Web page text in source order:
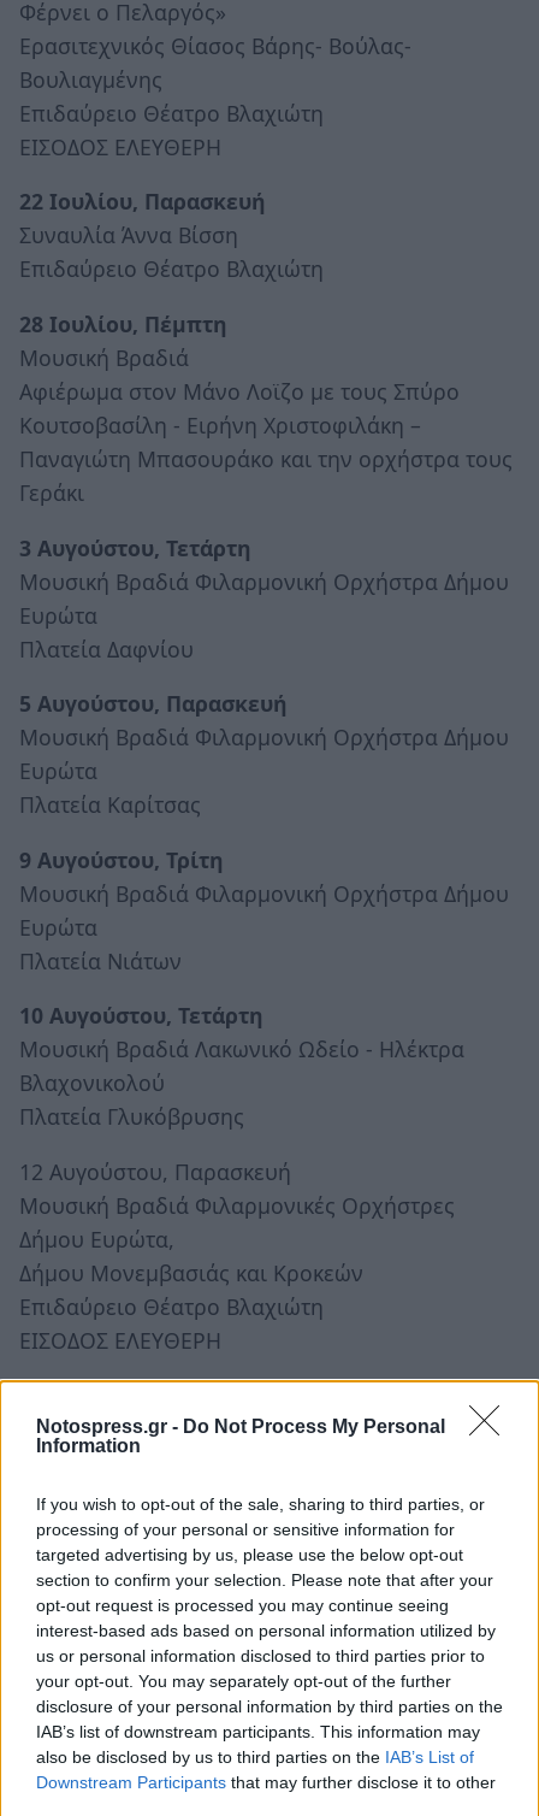
Notospress.gr - Do Not Process My Personal
Information
If you wish to opt-out of the sale, sharing to third parties, or
processing of your personal or sensitive information for
targeted advertising by us, please use the below opt-out
section to confirm your selection. Please note that after your
opt-out request is processed you may continue seeing
interest-based ads based on personal information utilized by
us or personal information disclosed to third parties prior to
your opt-out. You may separately opt-out of the further
disclosure of your personal information by third parties on the
IAB’s list of downstream participants. This information may
also be disclosed by us to third parties on the IAB’s List of
Downstream Participants that may further disclose it to other
Φέρνει ο Πελαργός»
Ερασιτεχνικός Θίασος Βάρης- Βούλας-
Βουλιαγμένης
Επιδαύρειο Θέατρο Βλαχιώτη
ΕΙΣΟΔΟΣ ΕΛΕΥΘΕΡΗ
22 Ιουλίου, Παρασκευή
Συναυλία Άννα Βίσση
Επιδαύρειο Θέατρο Βλαχιώτη
28 Ιουλίου, Πέμπτη
Μουσική Βραδιά
Αφιέρωμα στον Μάνο Λοϊζο με τους Σπύρο
Κουτσοβασίλη - Ειρήνη Χριστοφιλάκη –
Παναγιώτη Μπασουράκο και την ορχήστρα τους
Γεράκι
3 Αυγούστου, Τετάρτη
Μουσική Βραδιά Φιλαρμονική Ορχήστρα Δήμου
Ευρώτα
Πλατεία Δαφνίου
5 Αυγούστου, Παρασκευή
Μουσική Βραδιά Φιλαρμονική Ορχήστρα Δήμου
Ευρώτα
Πλατεία Καρίτσας
9 Αυγούστου, Τρίτη
Μουσική Βραδιά Φιλαρμονική Ορχήστρα Δήμου
Ευρώτα
Πλατεία Νιάτων
10 Αυγούστου, Τετάρτη
Μουσική Βραδιά Λακωνικό Ωδείο - Ηλέκτρα
Βλαχονικολού
Πλατεία Γλυκόβρυσης
12 Αυγούστου, Παρασκευή
Μουσική Βραδιά Φιλαρμονικές Ορχήστρες
Δήμου Ευρώτα,
Δήμου Μονεμβασιάς και Κροκεών
Επιδαύρειο Θέατρο Βλαχιώτη
ΕΙΣΟΔΟΣ ΕΛΕΥΘΕΡΗ
Θεατρική παράσταση – Επιθεώρηση «Δεν έχουν
15μελής θίασος με τους Σ. Ψάλτη & Μ. Μόσιο.
Τραγουδούν: Σ. Διονυσίου, Α. Διονυσίου & Σ.
Βόσσου
Επιδαύρειο Θέατρο Βλαχιώτη
22 Αυγούστου, Δευτέρα
Θέατρο Πολυθέαμα – Παιδική παράσταση
«Τραγουδώντας για την ειρήνη»
Επιδαύρειο Θέατρο Βλαχιώτη